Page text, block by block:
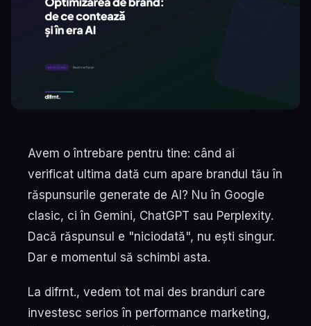
Avem o întrebare pentru tine: când ai
verificat ultima dată cum apare brandul tău în
răspunsurile generate de AI? Nu în Google
clasic, ci în Gemini, ChatGPT sau Perplexity.
Dacă răspunsul e "niciodată", nu ești singur.
Dar e momentul să schimbi asta.
La difrnt., vedem tot mai des branduri care
investesc serios în performance marketing,